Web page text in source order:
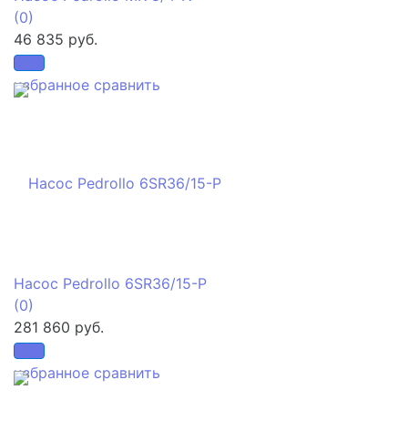
избранное сравнить
(0)
46 835 руб.
избранное сравнить
Насос Pedrollo 6SR36/15-P
(0)
281 860 руб.